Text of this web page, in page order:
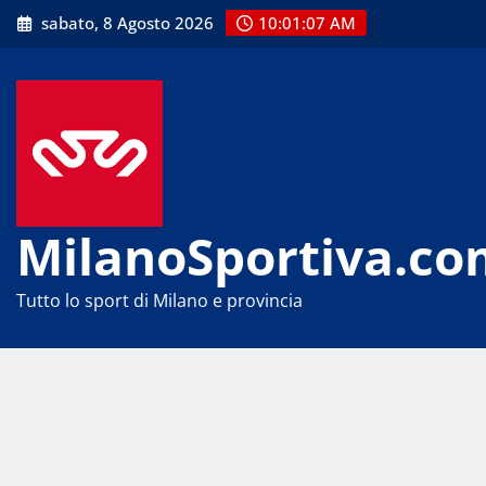
Skip
to
sabato, 8 Agosto 2026 10:01:07 AM
Tutto lo sport di Milano e provincia